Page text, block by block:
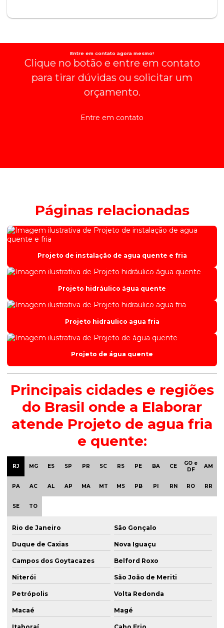
Entre em contato agora mesmo!
Clique no botão e entre em contato
para tirar dúvidas ou solicitar um
orçamento.
Entre em contato
Páginas relacionadas
Projeto de instalação de agua quente e fria
Projeto hidráulico água quente
Projeto hidraulico agua fria
Projeto de água quente
Principais cidades e regiões
do Brasil onde a Elaborar
atende Projeto de agua fria
e quente:
RJ MG ES SP PR SC RS PE BA CE
GO e
DF
AM
PA AC AL AP MA MT MS PB PI RN RO RR
SE TO
Rio de Janeiro São Gonçalo
Duque de Caxias Nova Iguaçu
Campos dos Goytacazes Belford Roxo
Niterói São João de Meriti
Petrópolis Volta Redonda
Macaé Magé